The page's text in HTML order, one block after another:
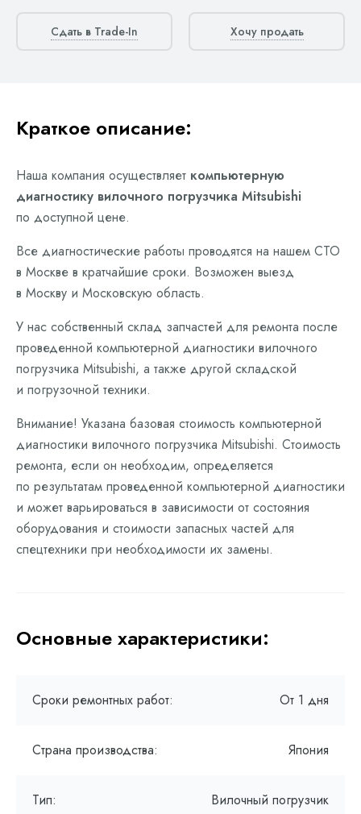
Сдать в Trade-In Хочу продать
Краткое описание:
Наша компания осуществляет компьютерную
диагностику вилочного погрузчика Mitsubishi
по доступной цене.
Все диагностические работы проводятся на нашем СТО
в Москве в кратчайшие сроки. Возможен выезд
в Москву и Московскую область.
У нас собственный склад запчастей для ремонта после
проведенной компьютерной диагностики вилочного
погрузчика Mitsubishi, а также другой складской
и погрузочной техники.
Внимание! Указана базовая стоимость компьютерной
диагностики вилочного погрузчика Mitsubishi. Стоимость
ремонта, если он необходим, определяется
по результатам проведенной компьютерной диагностики
и может варьироваться в зависимости от состояния
оборудования и стоимости запасных частей для
спецтехники при необходимости их замены.
Основные характеристики:
Сроки ремонтных работ: От 1 дня
Страна производства: Япония
Тип: Вилочный погрузчик